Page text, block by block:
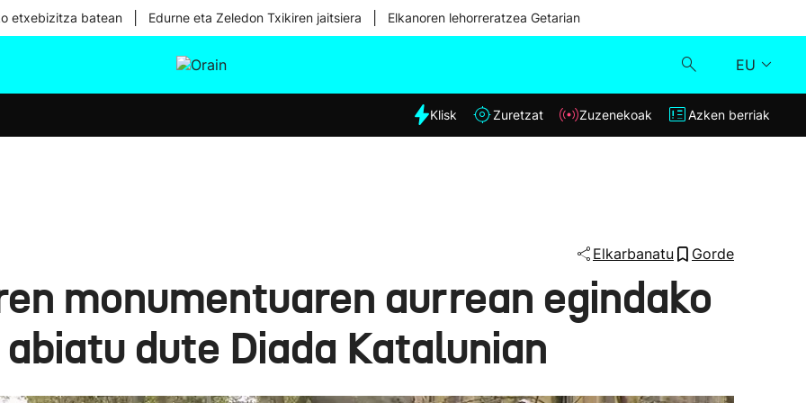
etxebizitza batean Edurne eta Zeledon Txikiren jaitsiera Elkanoren lehorreratzea Getarian
EU
Eguraldia
Klisk
Azken berriak
Klisk Zuretzat Zuzenekoak Azken berriak
Elkarbanatu Gorde
monumentuaren aurrean egindako
dute Diada Katalunian